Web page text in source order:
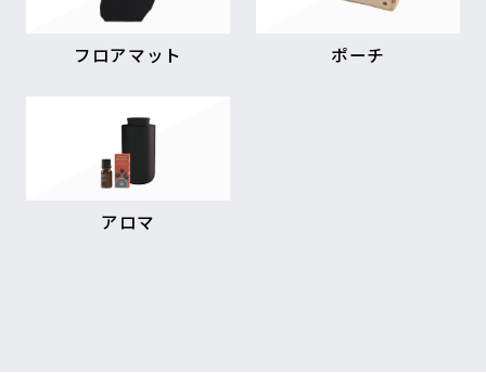
フロアマット ポーチ
アロマ